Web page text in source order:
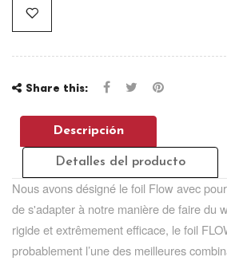
Share this:
Descripción
Detalles del producto
Nous avons désigné le foil Flow avec
de s'adapter à notre manière de faire du
rigide et extrêmement efficace, le foil
probablement l’une des meilleures